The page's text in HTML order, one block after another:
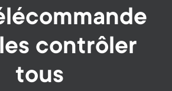
contrôler
tous